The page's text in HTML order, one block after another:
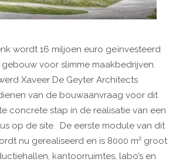
wordt 16 miljoen euro geïnvesteerd
voor slimme maakbedrijven.
Xaveer De Geyter Architects
van de bouwaanvraag voor dit
concrete stap in de realisatie van een
op de site. De eerste module van dit
nu gerealiseerd en is 8000 m² groot
kantoorruimtes, labo’s en